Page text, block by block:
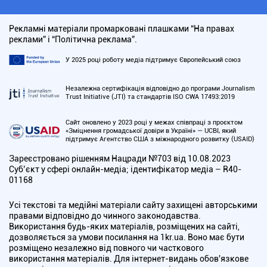
Рекламні матеріали промарковані плашками “На правах
реклами” і “Політична реклама”.
У 2025 році роботу медіа підтримує Європейський союз
Незалежна сертифікація відповідно до програми Journalism
Trust Initiative (JTI) та стандартів ISO CWA 17493:2019
Сайт оновлено у 2023 році у межах співпраці з проєктом
«Зміцнення громадської довіри в Україні» — UCBI, який
підтримує Агентство США з міжнародного розвитку (USAID)
Зареєстровано рішенням Нацради №703 від 10.08.2023
Cуб’єкт у сфері онлайн-медіа; ідентифікатор медіа – R40-
01168
Усі текстові та медійні матеріали сайту захищені авторськими
правами відповідно до чинного законодавства.
Використання будь-яких матеріалів, розміщених на сайті,
дозволяється за умови посилання на 1kr.ua. Воно має бути
розміщено незалежно від повного чи часткового
використання матеріалів. Для інтернет-видань обов'язкове